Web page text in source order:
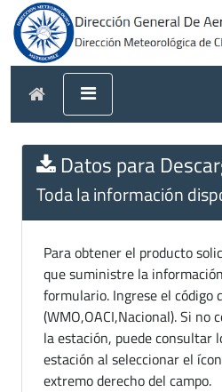
Datos para
Toda la información
Para obtener el producto
que suministre la
formulario. Ingrese el código
(WMO,OACI,Nacional). Si no
la estación, puede consultar
estación al seleccionar el
extremo derecho del campo.